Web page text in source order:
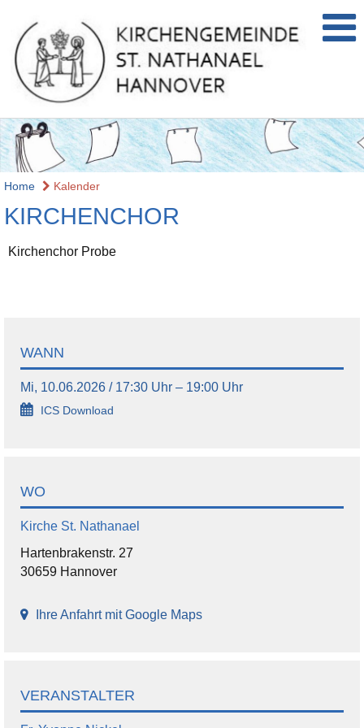
Home Kalender
KIRCHENCHOR
Kirchenchor Probe
WANN
Mi, 10.06.2026 / 17:30 Uhr – 19:00 Uhr
ICS Download
WO
Kirche St. Nathanael
Hartenbrakenstr. 27
30659 Hannover
Ihre Anfahrt mit Google Maps
VERANSTALTER